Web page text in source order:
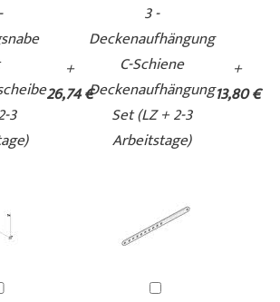
3
+
26,74 €
3 -
Deckenaufhängung
C-Schiene
Deckenaufhängung
Set (LZ + 2-3
Arbeitstage)
+
13,80 €